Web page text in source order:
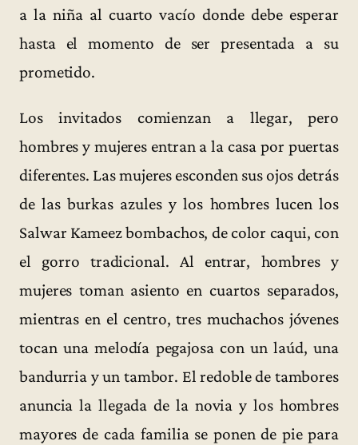
a la niña al cuarto vacío donde debe esperar
hasta el momento de ser presentada a su
prometido.
Los invitados comienzan a llegar, pero
hombres y mujeres entran a la casa por puertas
diferentes. Las mujeres esconden sus ojos detrás
de las burkas azules y los hombres lucen los
Salwar Kameez bombachos, de color caqui, con
el gorro tradicional. Al entrar, hombres y
mujeres toman asiento en cuartos separados,
mientras en el centro, tres muchachos jóvenes
tocan una melodía pegajosa con un laúd, una
bandurria y un tambor. El redoble de tambores
anuncia la llegada de la novia y los hombres
mayores de cada familia se ponen de pie para